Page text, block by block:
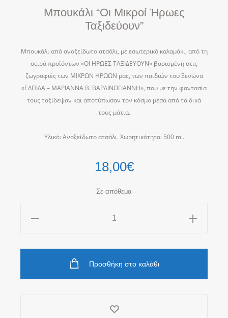
Μπουκάλι “Οι Μικροί Ήρωες
Ταξιδεύουν”
Μπουκάλι από ανοξείδωτο ατσάλι, με εσωτερικό καλαμάκι, από τη
σειρά προϊόντων «ΟΙ ΗΡΩΕΣ ΤΑΞΙΔΕΥΟΥΝ» βασισμένη στις
ζωγραφιές των ΜΙΚΡΩΝ ΗΡΩΩΝ μας, των παιδιών του Ξενώνα
«ΕΛΠΙΔΑ – ΜΑΡΙΑΝΝΑ Β. ΒΑΡΔΙΝΟΓΙΑΝΝΗ», που με την φαντασία
τους ταξίδεψαν και αποτύπωσαν τον κόσμο μέσα από τα δικά
τους μάτια.
Υλικό: Ανοξείδωτο ατσάλι. Χωρητικότητα: 500 ml.
18,00€
Σε απόθεμα
Προσθήκη στο καλάθι